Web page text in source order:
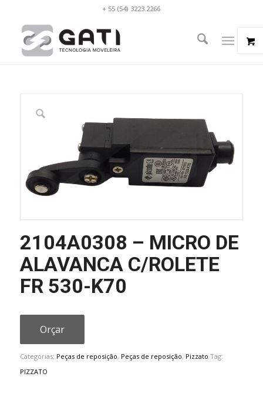
+ 55 (54) 3223.2266
2104A0308 – MICRO DE
ALAVANCA C/ROLETE
FR 530-K70
Orçar
Categorias: Peças de reposição, Peças de reposição, Pizzato Tag:
PIZZATO